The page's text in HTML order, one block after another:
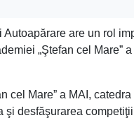
are un rol
„Ştefan cel
cel Mare” a MAI,
şi desfăşurarea